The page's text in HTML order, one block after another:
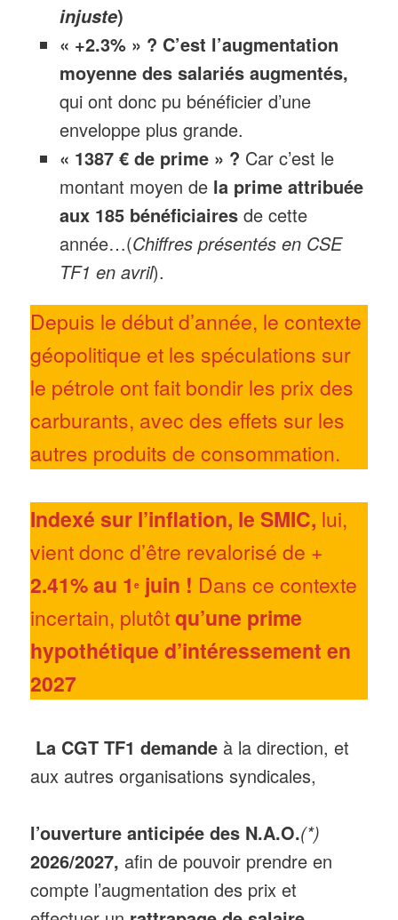
injuste)
« +2.3% » ? C’est l’augmentation
moyenne des salariés augmentés,
qui ont donc pu bénéficier d’une
enveloppe plus grande.
« 1387 € de prime » ? Car c’est le
montant moyen dela prime attribuée
aux 185 bénéficiaires de cette
année…(Chiffres présentés en CSE
TF1 en avril).
Depuis le début d’année, le contexte
géopolitique et les spéculations sur
le pétrole ont fait bondir les prix des
carburants, avec des effets sur les
autres produits de consommation.
Indexé sur l’inflation, le SMIC, lui,
vient donc d’être revalorisé de +
2.41% au 1e juin ! Dans ce contexte
incertain, plutôtqu’une prime
hypothétique d’intéressementen
2027
La CGT TF1 demande à la direction, et
aux autres organisations syndicales,
l’ouverture anticipée des N.A.O.(*)
2026/2027, afin de pouvoir prendre en
compte l’augmentation des prix et